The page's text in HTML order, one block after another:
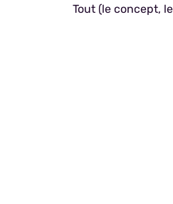
Tout (le concept,